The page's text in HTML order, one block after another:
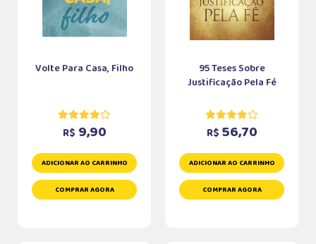
Volte Para Casa, Filho
R$ 9,90
ADICIONAR AO CARRINHO
COMPRAR AGORA
95 Teses Sobre
Justificação Pela Fé
R$ 56,70
ADICIONAR AO CARRINHO
COMPRAR AGORA